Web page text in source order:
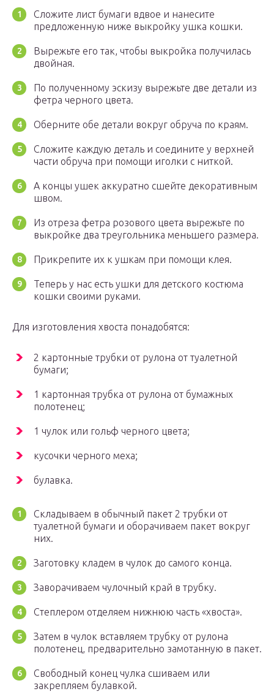
Сложите лист бумаги вдвое и нанесите
предложенную ниже выкройку ушка кошки.
Вырежьте его так, чтобы выкройка получилась
двойная.
По полученному эскизу вырежьте две детали из
фетра черного цвета.
Оберните обе детали вокруг обруча по краям.
Сложите каждую деталь и соедините у верхней
части обруча при помощи иголки с ниткой.
А концы ушек аккуратно сшейте декоративным
швом.
Из отреза фетра розового цвета вырежьте по
выкройке два треугольника меньшего размера.
Прикрепите их к ушкам при помощи клея.
Теперь у нас есть ушки для детского костюма
кошки своими руками.
Для изготовления хвоста понадобятся:
2 картонные трубки от рулона от туалетной
бумаги;
1 картонная трубка от рулона от бумажных
полотенец;
1 чулок или гольф черного цвета;
кусочки черного меха;
булавка.
Складываем в обычный пакет 2 трубки от
туалетной бумаги и оборачиваем пакет вокруг
них.
Заготовку кладем в чулок до самого конца.
Заворачиваем чулочный край в трубку.
Степлером отделяем нижнюю часть «хвоста».
Затем в чулок вставляем трубку от рулона
полотенец, предварительно замотанную в пакет.
Свободный конец чулка сшиваем или
закрепляем булавкой.